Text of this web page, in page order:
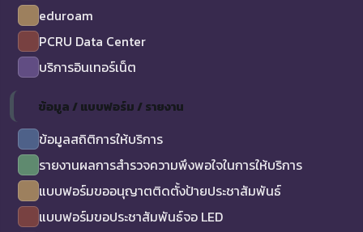
eduroam
PCRU Data Center
บริการอินเทอร์เน็ต
ข้อมูล / แบบฟอร์ม / รายงาน
ข้อมูลสถิติการให้บริการ
รายงานผลการสำรวจความพึงพอใจในการให้บริการ
แบบฟอร์มขออนุญาตติดตั้งป้ายประชาสัมพันธ์
แบบฟอร์มขอประชาสัมพันธ์จอ LED